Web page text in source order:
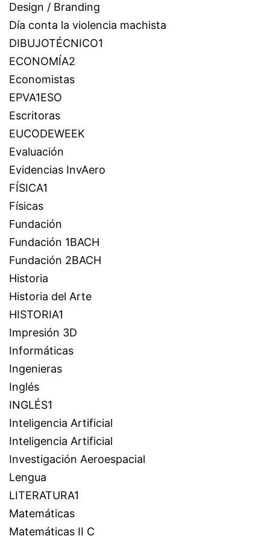
Design / Branding
Día conta la violencia machista
DIBUJOTÉCNICO1
ECONOMÍA2
Economistas
EPVA1ESO
Escritoras
EUCODEWEEK
Evaluación
Evidencias InvAero
FÍSICA1
Físicas
Fundación
Fundación 1BACH
Fundación 2BACH
Historia
Historia del Arte
HISTORIA1
Impresión 3D
Informáticas
Ingenieras
Inglés
INGLÉS1
Inteligencia Artificial
Inteligencia Artificial
Investigación Aeroespacial
Lengua
LITERATURA1
Matemáticas
Matemáticas II C